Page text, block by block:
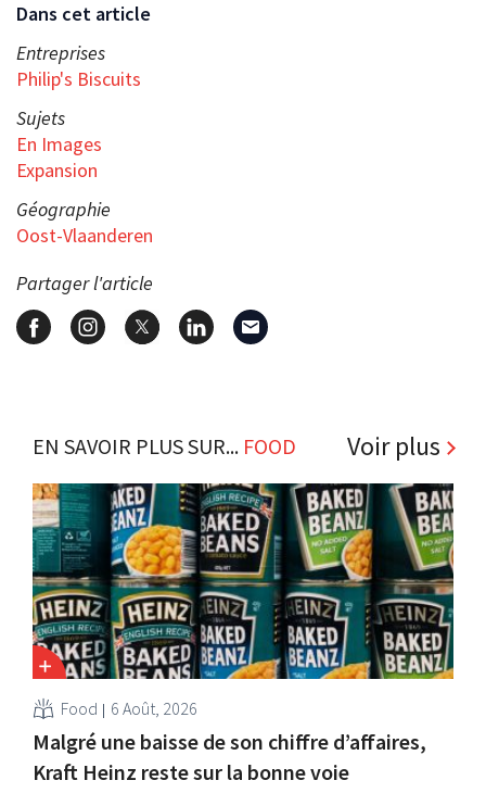
Dans cet article
Entreprises
Philip's Biscuits
Sujets
En Images
Expansion
Géographie
Oost-Vlaanderen
Partager l'article
EN SAVOIR PLUS SUR... FOOD Voir plus
Food 6 Août, 2026
Malgré une baisse de son chiffre d’affaires,
Kraft Heinz reste sur la bonne voie